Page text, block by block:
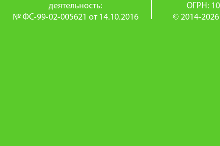
деятельность:
№ ФС-99-02-005621 от 14.10.2016
ОГРН:
© 2014-